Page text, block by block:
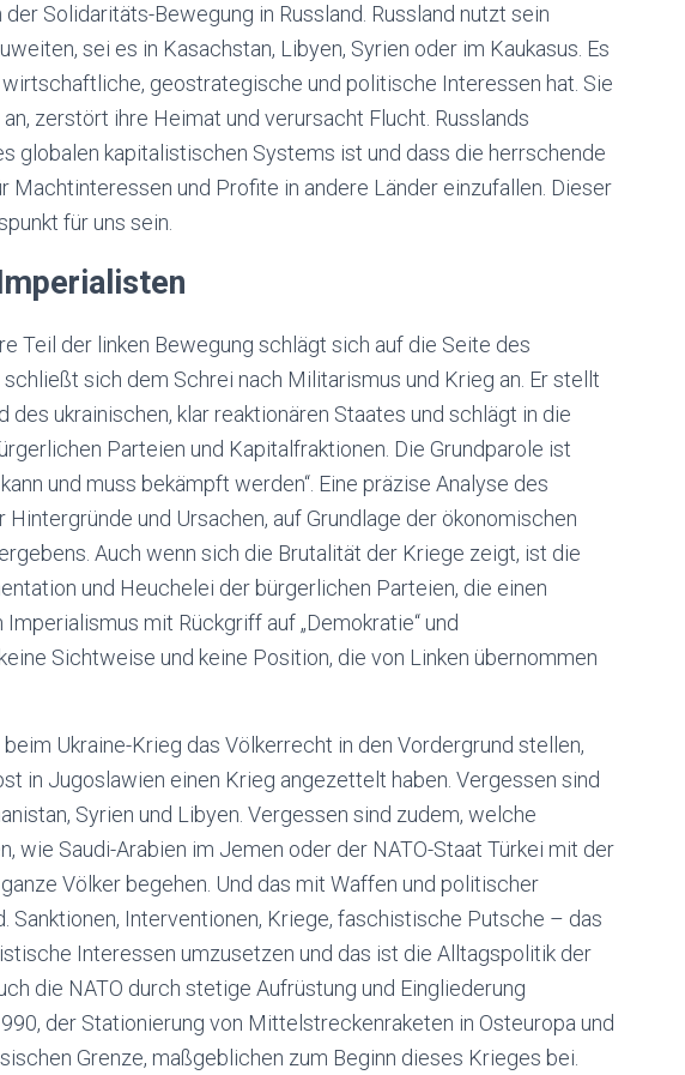
Solidaritäts-Bewegung in Russland. Russland nutzt sein
sei es in Kasachstan, Libyen, Syrien oder im Kaukasus. Es
geostrategische und politische Interessen hat. Sie
zerstört ihre Heimat und verursacht Flucht. Russlands
globalen kapitalistischen Systems ist und dass die herrschende
Machtinteressen und Profite in andere Länder einzufallen. Dieser
für uns sein.
Teil der linken Bewegung schlägt sich auf die Seite des
sich dem Schrei nach Militarismus und Krieg an. Er stellt
des ukrainischen, klar reaktionären Staates und schlägt in die
Parteien und Kapitalfraktionen. Die Grundparole ist
und muss bekämpft werden“. Eine präzise Analyse des
Hintergründe und Ursachen, auf Grundlage der ökonomischen
Auch wenn sich die Brutalität der Kriege zeigt, ist die
und Heuchelei der bürgerlichen Parteien, die einen
mit Rückgriff auf „Demokratie“ und
Sichtweise und keine Position, die von Linken übernommen
Ukraine-Krieg das Völkerrecht in den Vordergrund stellen,
in Jugoslawien einen Krieg angezettelt haben. Vergessen sind
Syrien und Libyen. Vergessen sind zudem, welche
wie Saudi-Arabien im Jemen oder der NATO-Staat Türkei mit der
Völker begehen. Und das mit Waffen und politischer
Sanktionen, Interventionen, Kriege, faschistische Putsche – das
Interessen umzusetzen und das ist die Alltagspolitik der
die NATO durch stetige Aufrüstung und Eingliederung
der Stationierung von Mittelstreckenraketen in Osteuropa und
Grenze, maßgeblichen zum Beginn dieses Krieges bei.